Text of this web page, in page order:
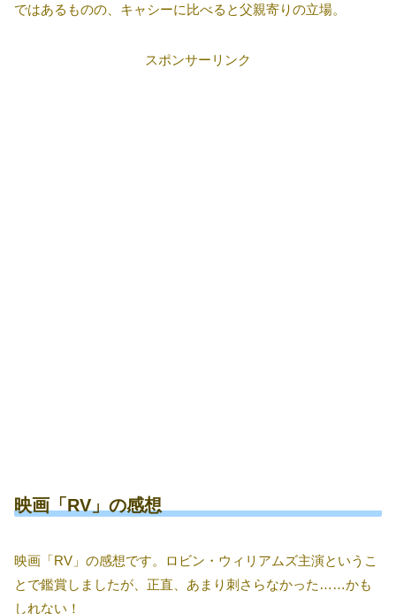
ではあるものの、キャシーに比べると父親寄りの立場。
スポンサーリンク
映画「RV」の感想
映画「RV」の感想です。ロビン・ウィリアムズ主演というこ
とで鑑賞しましたが、正直、あまり刺さらなかった……かも
しれない！